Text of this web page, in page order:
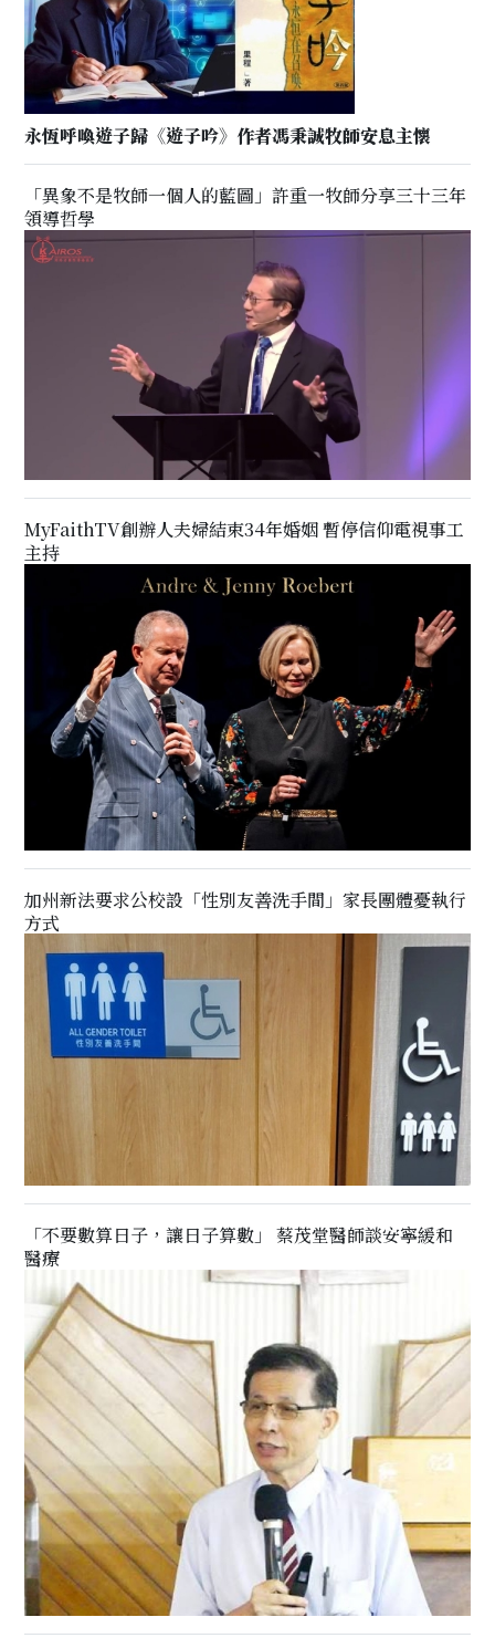
永恆呼喚遊子歸《遊子吟》作者馮秉誠牧師安息主懷
「異象不是牧師一個人的藍圖」許重一牧師分享三十三年
領導哲學
MyFaithTV創辦人夫婦結束34年婚姻 暫停信仰電視事工
主持
加州新法要求公校設「性別友善洗手間」家長團體憂執行
方式
「不要數算日子，讓日子算數」 蔡茂堂醫師談安寧緩和
醫療